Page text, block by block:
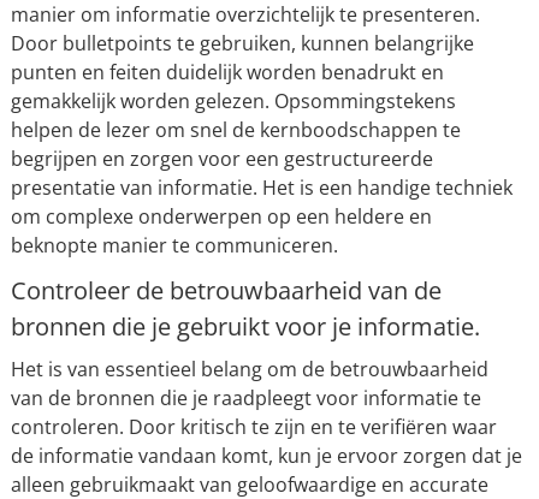
manier om informatie overzichtelijk te presenteren.
Door bulletpoints te gebruiken, kunnen belangrijke
punten en feiten duidelijk worden benadrukt en
gemakkelijk worden gelezen. Opsommingstekens
helpen de lezer om snel de kernboodschappen te
begrijpen en zorgen voor een gestructureerde
presentatie van informatie. Het is een handige techniek
om complexe onderwerpen op een heldere en
beknopte manier te communiceren.
Controleer de betrouwbaarheid van de
bronnen die je gebruikt voor je informatie.
Het is van essentieel belang om de betrouwbaarheid
van de bronnen die je raadpleegt voor informatie te
controleren. Door kritisch te zijn en te verifiëren waar
de informatie vandaan komt, kun je ervoor zorgen dat je
alleen gebruikmaakt van geloofwaardige en accurate